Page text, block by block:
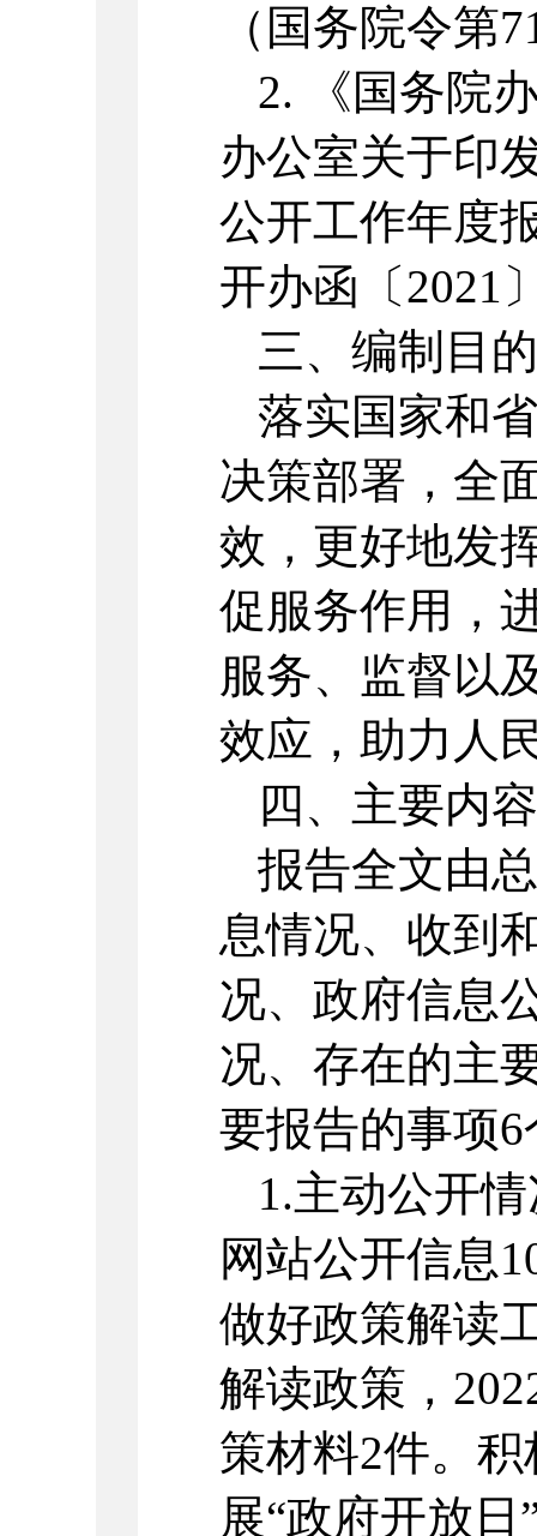
（国务院令第
2. 《国务院
办公室关于印
公开工作年度
开办函〔2021
三、编制目的
落实国家和
决策部署，全
效，更好地发
促服务作用，
服务、监督以
效应，助力人
四、主要内容
报告全文由
息情况、收到
况、政府信息
况、存在的主
要报告的事项
1.主动公开
网站公开信息
做好政策解读
解读政策，
策材料2件。
展“政府开放